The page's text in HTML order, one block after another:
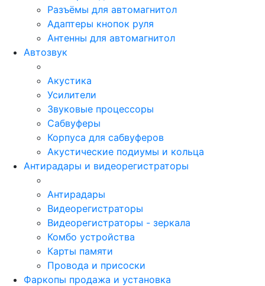
Разъёмы для автомагнитол
Адаптеры кнопок руля
Антенны для автомагнитол
Автозвук
Акустика
Усилители
Звуковые процессоры
Сабвуферы
Корпуса для сабвуферов
Акустические подиумы и кольца
Антирадары и видеорегистраторы
Антирадары
Видеорегистраторы
Видеорегистраторы - зеркала
Комбо устройства
Карты памяти
Провода и присоски
Фаркопы продажа и установка